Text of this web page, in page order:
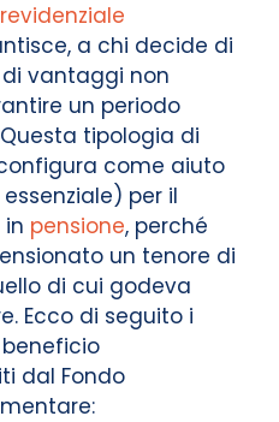
a chi decide di
vantaggi non
un periodo
tipologia di
come aiuto
per il
pensione, perché
un tenore di
di cui godeva
Ecco di seguito i
dal Fondo